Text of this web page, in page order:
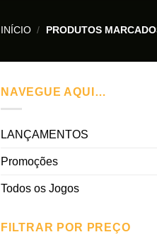
INÍCIO / PRODUTOS
NAVEGUE AQUI…
LANÇAMENTOS
Promoções
Todos os Jogos
FILTRAR POR PREÇO